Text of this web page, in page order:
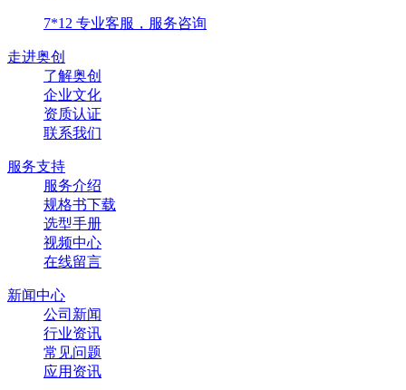
7*12 专业客服，服务咨询
走进奥创
了解奥创
企业文化
资质认证
联系我们
服务支持
服务介绍
规格书下载
选型手册
视频中心
在线留言
新闻中心
公司新闻
行业资讯
常见问题
应用资讯